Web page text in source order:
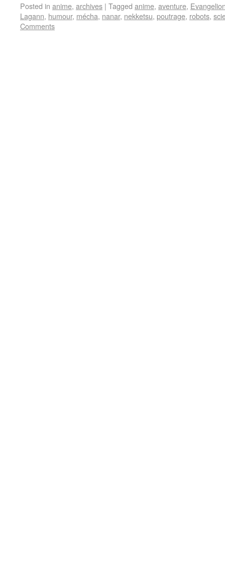
Posted in anime, archives | Tagged anime, aventure,
Lagann, humour, mécha, nanar, nekketsu, poutrage, robots,
Comments